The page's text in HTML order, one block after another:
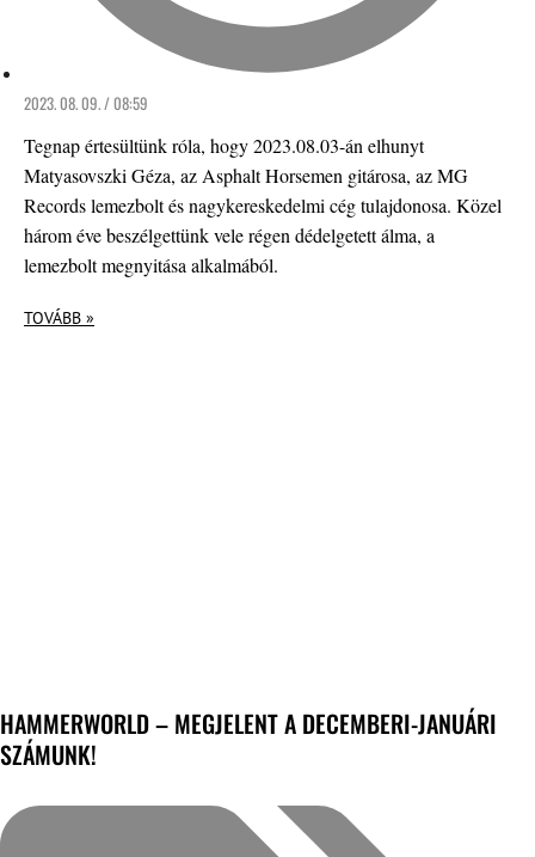
2023. 08. 09. / 08:59
Tegnap értesültünk róla, hogy 2023.08.03-án elhunyt
Matyasovszki Géza, az Asphalt Horsemen gitárosa, az MG
Records lemezbolt és nagykereskedelmi cég tulajdonosa. Közel
három éve beszélgettünk vele régen dédelgetett álma, a
lemezbolt megnyitása alkalmából.
TOVÁBB »
HAMMERWORLD – MEGJELENT A DECEMBERI-JANUÁRI
SZÁMUNK!